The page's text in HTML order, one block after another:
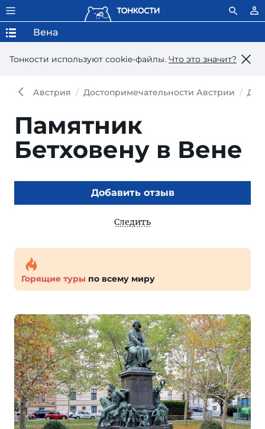
Тонкости используют сookie-файлы. Что это значит?
Вена
Австрия Достопримечательности Австрии
Памятник
Бетховену в Вене
Добавить отзыв
Следить
Горящие туры по всему миру